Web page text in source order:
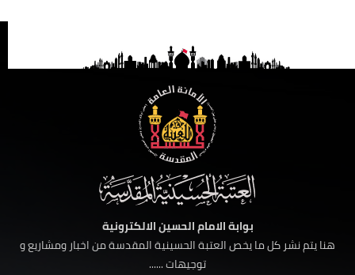
بوابة الامام الحسين الالكترونية
هنا يتم نشر كل ما يخص العتبة الحسينية المقدسة من اخبار ومشاريع و
توجيهات ......